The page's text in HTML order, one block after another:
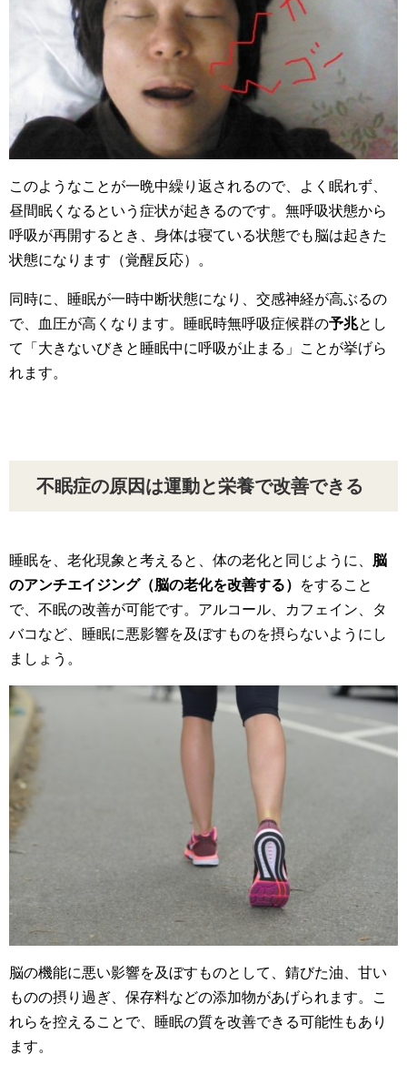
このようなことが一晩中繰り返されるので、よく眠れず、
昼間眠くなるという症状が起きるのです。無呼吸状態から
呼吸が再開するとき、身体は寝ている状態でも脳は起きた
状態になります（覚醒反応）。
同時に、睡眠が一時中断状態になり、交感神経が高ぶるの
で、血圧が高くなります。睡眠時無呼吸症候群の予兆とし
て「大きないびきと睡眠中に呼吸が止まる」ことが挙げら
れます。
不眠症の原因は運動と栄養で改善できる
睡眠を、老化現象と考えると、体の老化と同じように、 脳
のアンチエイジング（脳の老化を改善する）
をすること
で、不眠の改善が可能です。アルコール、カフェイン、タ
バコなど、睡眠に悪影響を及ぼすものを摂らないようにし
ましょう。
脳の機能に悪い影響を及ぼすものとして、錆びた油、甘い
ものの摂り過ぎ、保存料などの添加物があげられます。こ
れらを控えることで、睡眠の質を改善できる可能性もあり
ます。